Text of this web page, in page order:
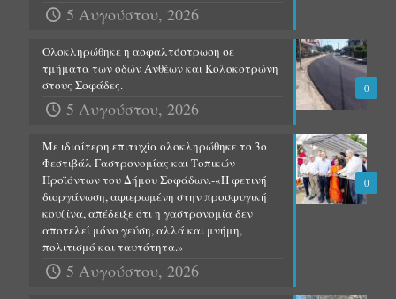
5 Αυγούστου, 2026
0
Ολοκληρώθηκε η ασφαλτόστρωση σε
τμήματα των οδών Ανθέων και Κολοκοτρώνη
στους Σοφάδες.
5 Αυγούστου, 2026
0
Με ιδιαίτερη επιτυχία ολοκληρώθηκε το 3ο
Φεστιβάλ Γαστρονομίας και Τοπικών
Προϊόντων του Δήμου Σοφάδων.-«Η φετινή
διοργάνωση, αφιερωμένη στην προσφυγική
κουζίνα, απέδειξε ότι η γαστρονομία δεν
αποτελεί μόνο γεύση, αλλά και μνήμη,
πολιτισμό και ταυτότητα.»
5 Αυγούστου, 2026